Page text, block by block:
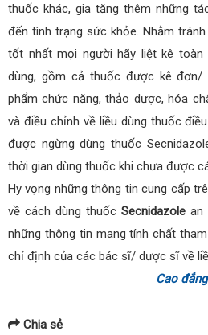
thuốc khác, gia tăng thêm những
đến tình trạng sức khỏe. Nhằm
tốt nhất mọi người hãy liệt kê toàn
dùng, gồm cả thuốc được kê
phẩm chức năng, thảo dược, hóa
và điều chỉnh về liều dùng thuốc
được ngừng dùng thuốc
thời gian dùng thuốc khi chưa được
Hy vọng những thông tin cung cấp
về cách dùng thuốc Secnidazole an
những thông tin mang tính chất
chỉ định của các bác sĩ/ dược sĩ về
Cao
Chia sẻ